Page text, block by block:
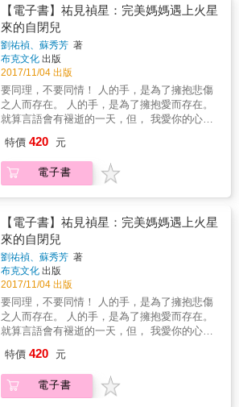
★2015年《金融時報》年度好書 ★2015年《衛
報》年度好書 ★2015年《經濟學人》年度好書
★2015年《富比士雜誌》年度好書 ★2015年全
國公共廣播電台年度好書 ★2015年《獨立報》
年度好書 ★2015年《科技菁英》年度好書
★2015年《環球郵報》年度好書 ★2015年《波
士頓環球報》年度好書 ★2015年《Gizmodo》
年度好書 ★2015年《國際商業時報》年度好書
《泰晤士高等教育雜誌》年度好書 ★2015年
《大誌》年度好書 ★2015年《標準晚報》年度
好書 名人推薦 & 奧立佛・薩克斯／前言 宋
維村醫師／推薦序 天寶・葛蘭汀／自閉症學者
基金會執行董事、萬芳醫院神經內科主任 幸佳
慧／兒童文學作家 卓惠珠／「幫助高功能自閉
與亞斯柏格」粉絲頁站長 林錦宏／高雄醫學大
學心理系副教授兼系主任 番紅花／親子教養書
籍作家 黃哲斌／新聞工作者 賴孟泉／精神科醫
師、多倫多大學精神醫學系及心理學系副教授
顏擇雅／出版人 難攻博士／中華科幻學會理事
長兼會長 & 國內外專家推薦 & 「字裡行間流露
的同理心與敏銳度世所罕見。讀來令人欲罷不
能，也將改變你對自閉症的看法。倘若您對自
閉症和人類大腦運作有興趣，千萬不要錯過這
本書。」&mdash;&mdash;奧立佛・薩克斯，
本書〈前言〉 & 「關於自閉症的發現、概念轉
症者的刺激、準備應急工具包等。她特別釐清
「崩潰」與「鬧脾氣」的差異，幫助照顧者和
孩子們免於從焦慮到崩潰的重複模式。 儘管提
出種多獨到的觀點，但作者認為，每位自閉症
者都不同，難有一套萬用因應方式。訓練他們
了解可能的狀況，準備好「備用劇本」，是減
緩自閉孩子情緒風暴的必備功夫。 看到作者非
常具體實用的處理指引，甚至極為明智地指出
崩潰和亂發脾氣是兩碼子事，因應之道也完全
不一樣&hellip;&hellip;讓我感動萬分，有如曙光
來）的實務經驗有相當多的吻合之處。「怎麼
不早點出版呢？」我心中吶喊著。
&mdash;&mdash;沈君霖 吳佑佑｜宇寧身心診
診所負責人 姜忠信｜國立政治大學心理學系教
授兼系主任 彭玉燕｜台灣肯納自閉症基金會董
事長 蔡文哲｜台大醫院兒童心理衛生中心主治
醫師 簡意玲｜台大醫院精神醫學部主治醫師
&mdash;&mdash;感動推薦（按姓氏筆劃排
列）
業審訂導讀，在地化的建議： 家暴、自閉症、
躁鬱症&hellip;&hellip;這類型繪本不少，但本系
列不只具備上述訴求，更在書後加入台灣相關
領域兒童與青少年醫界、學界等專家說明，切
入角度更全面，並且提供在地化的專業建議與
書籍導讀。 3. 溫馨繪本故事，引導親子對談：
每個家庭都會面臨不同的挑戰，心靈OK繃系列
希望讓這些敏感的問題變得可以討論。此系列
詩或兒歌，期盼藉由溫馨的繪本，邀請親子們
互相對談、理解，盼望帶給每一個家庭力量，
陪伴孩子撫平內心的傷口，勇敢前行！ 【單書
特色】 & 1.心靈OK繃，寫給父母、照顧者和老
師： 本書由宇寧身心診所負責人吳佑佑醫師擔
任審訂與導讀，為此書正確性把關，並且為繪
本專文導讀，提供家長共讀與專業建議，帶領
親子一起了解自閉症。 2.掃描QRCode，獲知
台灣支援團體資訊： 書末附上台灣與自閉症相
關的支援團體資訊，提供讀者參考，透過掃描
QRCode，獲知更完整的支援團體與社福資訊。
& 3.當孩子有自閉症，如何幫助孩子？ 這本書
的主角芬恩讓自閉症更加具體化。事實上，自
閉症有不同的類型。在每個孩子身上表現出來
的症狀和發展障礙都不一樣，因此應該給予適
合每個孩子的個別引導。透過本書的專家建
議，期盼帶來力量與支持。
厲害！ 但是，有時候他看不出朋友是生氣、傷
心或害怕。 如果他看不懂，就會安靜不說話。
芬恩的生日快到了，其實他不喜歡過生日， 因
為無法預期當天會發生什麼事，這讓他感到不
安。 爺爺和安娜事先規劃芬恩的生日會，他們
一起度過超棒的一天。 不過，芬恩沒料到安娜
還安排了另一個驚喜&hellip;&hellip; 【系列特
色】 & 1.完整生命課題，深具教育意義： 心靈
OK繃生命教育繪本系列，另有《這不是你的
錯：陪伴孩子走出家庭暴力》、《我阿姨像一
形式描繪出孩子可能面臨的生活情境，國內少
有完整主題規劃的系列繪本，希望藉此系列繪
本規畫，幫助孩子學習幫助、同理他人、理解
業審訂導讀，在地化的建議： 家暴、自閉症、
躁鬱症&hellip;&hellip;這類型繪本不少，但本系
列不只具備上述訴求，更在書後加入台灣相關
領域兒童與青少年醫界、學界等專家說明，切
入角度更全面，並且提供在地化的專業建議與
書籍導讀。 3. 溫馨繪本故事，引導親子對談：
每個家庭都會面臨不同的挑戰，心靈OK繃系列
希望讓這些敏感的問題變得可以討論。此系列
詩或兒歌，期盼藉由溫馨的繪本，邀請親子們
陪伴孩子撫平內心的傷口，勇敢前行！ 【單書
特色】 & 1.心靈OK繃，寫給父母、照顧者和老
【電子書】祐見禎星：完美媽媽遇上火星
來的自閉兒
劉祐禎、蘇秀芳 著
布克文化 出版
2017/11/04 出版
要同理，不要同情！ 人的手，是為了擁抱悲傷
之人而存在。 人的手，是為了擁抱愛而存在。
就算言語會有褪逝的一天，但， 我愛你的心絕
相信人間有愛值得去期待！ 本書詳實記錄了患
有中度自閉症的祐禎從出生到現在的生活點
滴，一路走來家人及親友的一路陪伴，讓他從
特價 420 元
電子書
【電子書】祐見禎星：完美媽媽遇上火星
來的自閉兒
劉祐禎、蘇秀芳 著
布克文化 出版
2017/11/04 出版
要同理，不要同情！ 人的手，是為了擁抱悲傷
之人而存在。 人的手，是為了擁抱愛而存在。
就算言語會有褪逝的一天，但， 我愛你的心絕
相信人間有愛值得去期待！ 本書詳實記錄了患
有中度自閉症的祐禎從出生到現在的生活點
滴，一路走來家人及親友的一路陪伴，讓他從
特價 420 元
電子書